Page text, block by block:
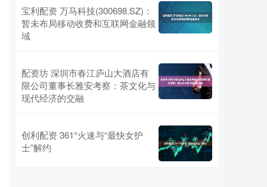
宝利配资 万马科技(300698.SZ)：
暂未布局移动收费和互联网金融领
域
配资坊 深圳市春江庐山大酒店有
限公司董事长雅安考察：茶文化与
现代经济的交融
创利配资 361°火速与“最快女护
士”解约